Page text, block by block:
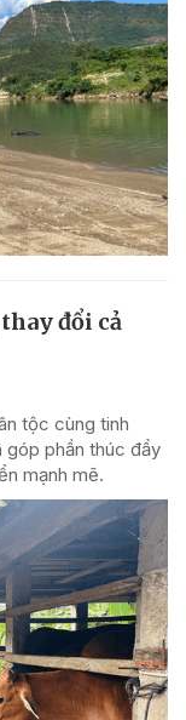
đổi cả
tộc cùng tinh
góp phần thúc đẩy
mạnh mẽ.